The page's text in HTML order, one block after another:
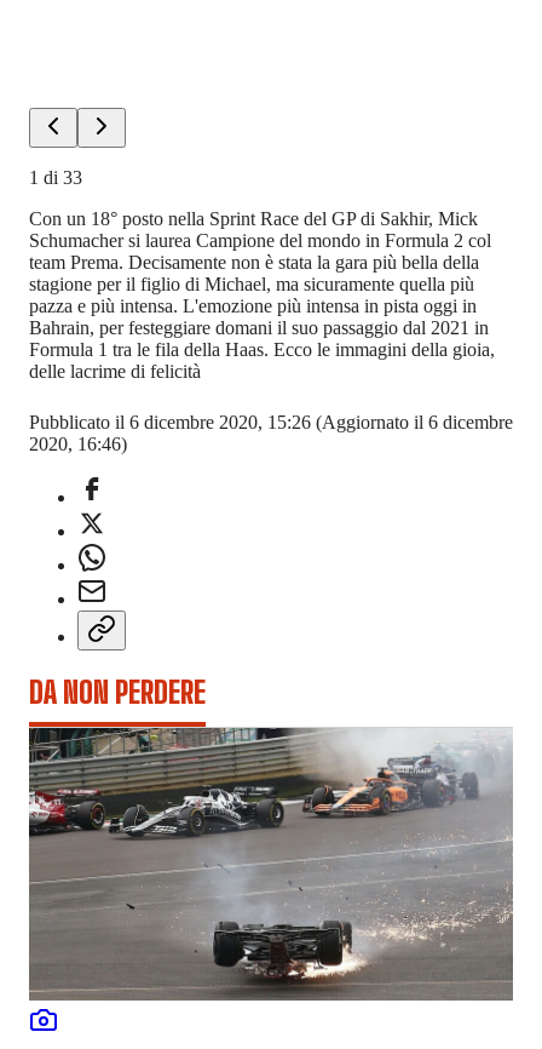
1 di 33
Con un 18° posto nella Sprint Race del GP di Sakhir, Mick
Schumacher si laurea Campione del mondo in Formula 2 col
team Prema. Decisamente non è stata la gara più bella della
stagione per il figlio di Michael, ma sicuramente quella più
pazza e più intensa. L'emozione più intensa in pista oggi in
Bahrain, per festeggiare domani il suo passaggio dal 2021 in
Formula 1 tra le fila della Haas. Ecco le immagini della gioia,
delle lacrime di felicità
Pubblicato il 6 dicembre 2020, 15:26 (Aggiornato il 6 dicembre
2020, 16:46)
DA NON PERDERE